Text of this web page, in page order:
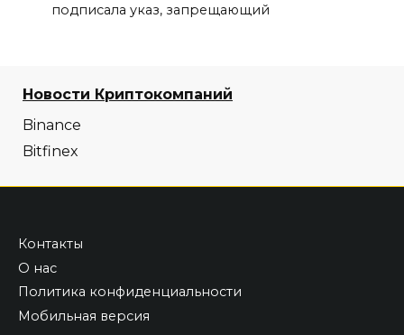
подписала указ, запрещающий
Новости Криптокомпаний
Binance
Bitfinex
Контакты
О нас
Политика конфиденциальности
Мобильная версия